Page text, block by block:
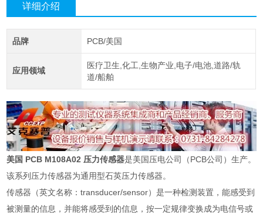
详细介绍
品牌 PCB/美国
应用领域
医疗卫生,化工,生物产业,电子/电池,道路/轨
道/船舶
美国 PCB M108A02 压力传感器是美国压电公司（PCB公司）生产。
该系列压力传感器为通用型石英压力传感器。
传感器（英文名称：transducer/sensor）是一种检测装置，能感受到
被测量的信息，并能将感受到的信息，按一定规律变换成为电信号或